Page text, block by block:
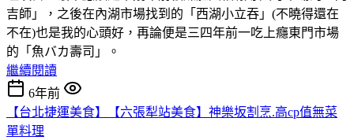
吉師」，之後在內湖市場找到的「西湖小立吞」(不曉得還在
不在)也是我的心頭好，再論便是三四年前一吃上癮東門市場
的「魚バカ壽司」。
繼續閱讀
6年前
【台北捷運美食】【六張犁站美食】神樂坂割烹.高cp值無菜
單料理